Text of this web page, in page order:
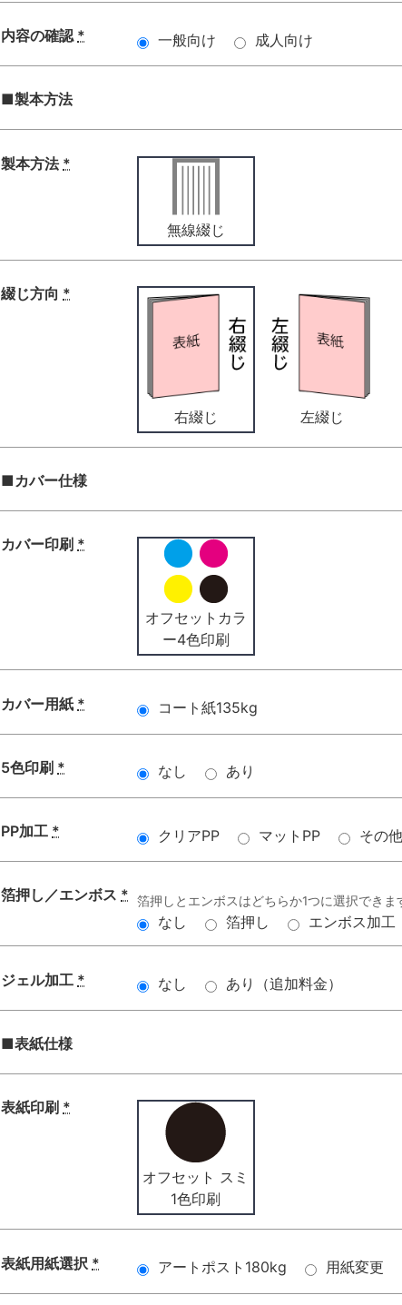
内容の確認 * 一般向け 成人向け
■製本方法
製本方法 *
無線綴じ
綴じ方向 *
右綴じ 左綴じ
■カバー仕様
カバー印刷 *
オフセットカラ
ー4色印刷
カバー用紙 * コート紙135kg
5色印刷 * なし あり
PP加工 * クリアPP マットPP その
箔押し／エンボス * 箔押しとエンボスはどちらか1つに選択できま
なし 箔押し エンボス加工
ジェル加工 * なし あり（追加料金）
■表紙仕様
表紙印刷 *
オフセット スミ
1色印刷
表紙用紙選択 * アートポスト180kg 用紙変更